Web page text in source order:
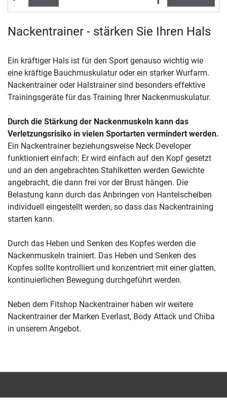
Nackentrainer - stärken Sie Ihren Hals
Ein kräftiger Hals ist für den Sport genauso wichtig wie
eine kräftige Bauchmuskulatur oder ein starker Wurfarm.
Nackentrainer oder Halstrainer sind besonders effektive
Trainingsgeräte für das Training Ihrer Nackenmuskulatur.
Durch die Stärkung der Nackenmuskeln kann das
Verletzungsrisiko in vielen Sportarten vermindert werden.
Ein Nackentrainer beziehungsweise Neck Developer
funktioniert einfach: Er wird einfach auf den Kopf gesetzt
und an den angebrachten Stahlketten werden Gewichte
angebracht, die dann frei vor der Brust hängen. Die
Belastung kann durch das Anbringen von Hantelscheiben
individuell eingestellt werden, so dass das Nackentraining
starten kann.
Durch das Heben und Senken des Kopfes werden die
Nackenmuskeln trainiert. Das Heben und Senken des
Kopfes sollte kontrolliert und konzentriert mit einer glatten,
kontinuierlichen Bewegung durchgeführt werden.
Neben dem Fitshop Nackentrainer haben wir weitere
Nackentrainer der Marken Everlast, Body Attack und Chiba
in unserem Angebot.